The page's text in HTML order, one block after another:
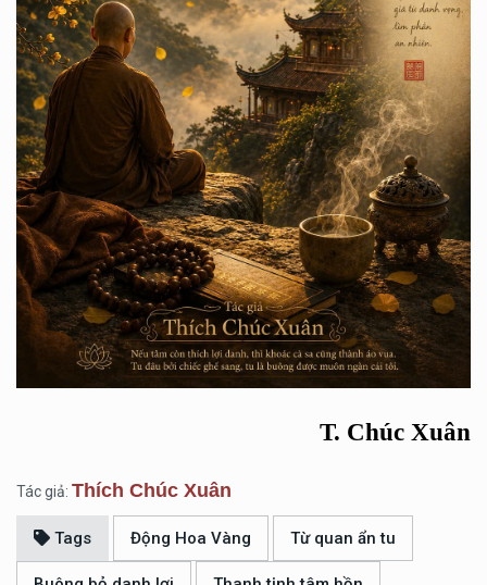
T. Chúc Xuân
Tác giả: Thích Chúc Xuân
Tags Động Hoa Vàng Từ quan ẩn tu